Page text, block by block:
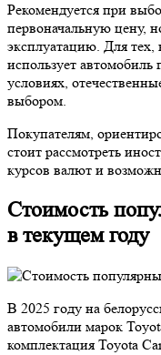
Рекомендуется при
первоначальную цену,
эксплуатацию. Для
использует
условиях,
выбором.
Покупателям,
стоит рассмотреть
курсов валют и
Стоимость
в текущем году
В 2025 году на
автомобили марок
комплектация Toyota